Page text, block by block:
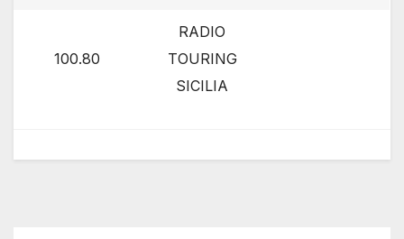
100.80
RADIO
TOURING
SICILIA